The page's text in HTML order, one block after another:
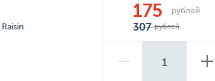
175 рублей
307рублей